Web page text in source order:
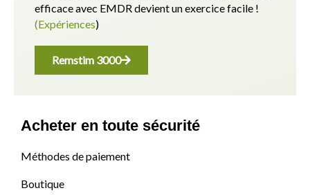
efficace avec EMDR devient un exercice facile !
(Expériences)
Remstim 3000
Acheter en toute sécurité
Méthodes de paiement
Boutique